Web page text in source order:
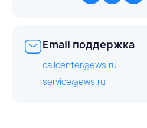
Email поддержка
callcenter@ews.ru
service@ews.ru